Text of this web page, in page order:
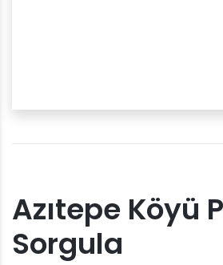
Azıtepe Köyü
Sorgula